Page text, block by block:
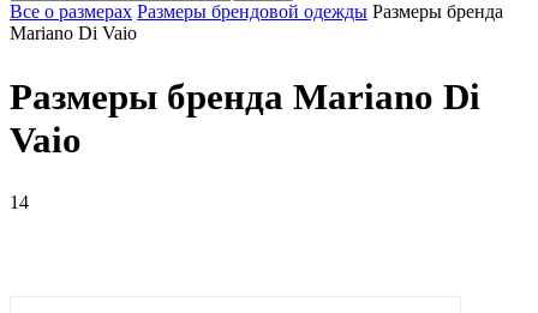
Все о размерах Размеры брендовой одежды Размеры бренда
Mariano Di Vaio
Размеры бренда Mariano Di
Vaio
14